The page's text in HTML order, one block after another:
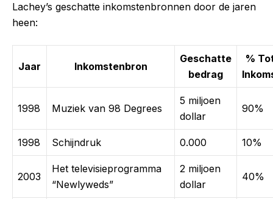
Lachey’s geschatte inkomstenbronnen door de jaren
heen:
Jaar Inkomstenbron
Geschatte
bedrag
%
1998 Muziek van 98 Degrees
5 miljoen
dollar
90%
1998 Schijndruk 0.000 10%
2003
Het televisieprogramma
“Newlyweds”
2 miljoen
dollar
40%